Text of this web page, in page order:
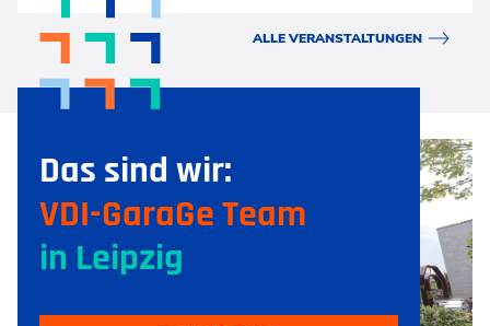
ALLE VERANSTALTUNGEN
Das sind wir:
VDI-GaraGe Team
in Leipzig